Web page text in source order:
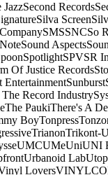
JazzSecond Records
Silva Screen
SMSSNCSo
Sound Aspects
SpotlightSPVSR
Of Justice Records
EntertainmentSunburst
Record Industry
The PaukiThere's A
BoyTonpress
TrianonTrikont-
UMCUMeUniUNI
Urbanoid Lab
Lovers